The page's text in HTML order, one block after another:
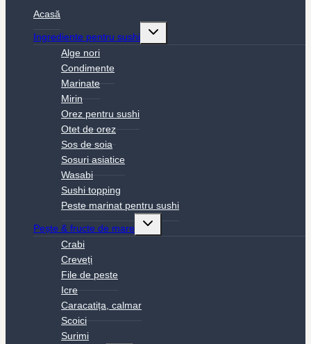
Acasă
Ingrediente pentru sushi
Toggle
Alge nori
Condimente
Marinate
Mirin
Orez pentru sushi
Otet de orez
Sos de soia
Sosuri asiatice
Wasabi
Sushi topping
Peste marinat pentru sushi
Pește & fructe de mare
Toggle
Crabi
Creveți
File de peste
Icre
Caracatița, calmar
Scoici
Surimi